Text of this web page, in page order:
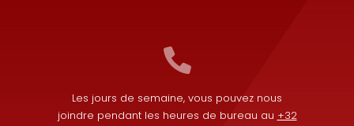
Les jours de semaine, vous pouvez nous
joindre pendant les heures de bureau au +32